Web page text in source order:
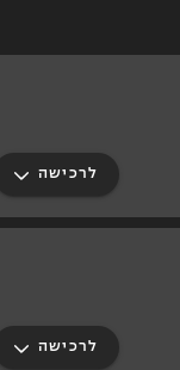
לרכישה
לרכישה